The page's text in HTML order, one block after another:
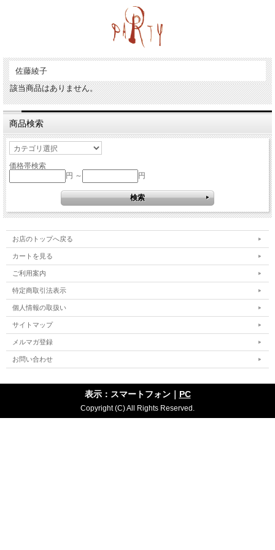
佐藤綾子
該当商品はありません。
商品検索
価格帯検索
円 ～
円
お店のトップへ戻る
カートを見る
ご利用案内
特定商取引法表示
個人情報の取扱い
サイトマップ
メルマガ登録
お問い合わせ
表示：スマートフォン｜ PC
Copyright (C) All Rights Reserved.